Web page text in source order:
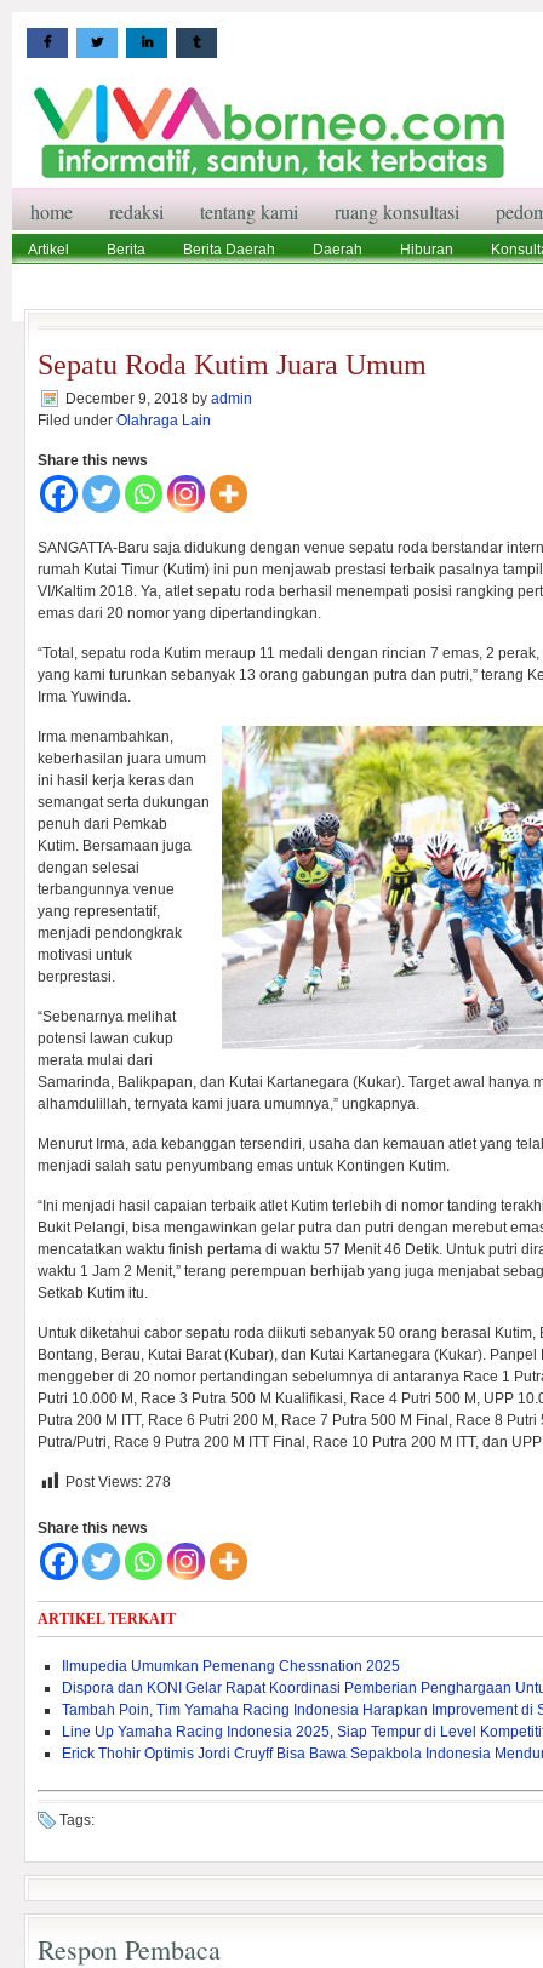
home redaksi tentang kami ruang konsultasi
Artikel Berita Berita Daerah Daerah Hiburan
Sepatu Roda Kutim Juara Umum
December 9, 2018 by admin
Filed under Olahraga Lain
Share this news
SANGATTA-Baru saja didukung dengan venue sepatu roda berstandar
rumah Kutai Timur (Kutim) ini pun menjawab prestasi terbaik pasalnya
VI/Kaltim 2018. Ya, atlet sepatu roda berhasil menempati posisi rangking
emas dari 20 nomor yang dipertandingkan.
“Total, sepatu roda Kutim meraup 11 medali dengan rincian 7 emas, 2
yang kami turunkan sebanyak 13 orang gabungan putra dan putri,” terang
Irma Yuwinda.
Irma menambahkan,
keberhasilan juara umum
ini hasil kerja keras dan
semangat serta dukungan
penuh dari Pemkab
Kutim. Bersamaan juga
dengan selesai
terbangunnya venue
yang representatif,
menjadi pendongkrak
motivasi untuk
berprestasi.
“Sebenarnya melihat
potensi lawan cukup
merata mulai dari
Samarinda, Balikpapan, dan Kutai Kartanegara (Kukar). Target awal hanya
alhamdulillah, ternyata kami juara umumnya,” ungkapnya.
Menurut Irma, ada kebanggan tersendiri, usaha dan kemauan atlet yang
menjadi salah satu penyumbang emas untuk Kontingen Kutim.
“Ini menjadi hasil capaian terbaik atlet Kutim terlebih di nomor tanding
Bukit Pelangi, bisa mengawinkan gelar putra dan putri dengan merebut
mencatatkan waktu finish pertama di waktu 57 Menit 46 Detik. Untuk putri
waktu 1 Jam 2 Menit,” terang perempuan berhijab yang juga menjabat
Setkab Kutim itu.
Untuk diketahui cabor sepatu roda diikuti sebanyak 50 orang berasal Kutim,
Bontang, Berau, Kutai Barat (Kubar), dan Kutai Kartanegara (Kukar).
menggeber di 20 nomor pertandingan sebelumnya di antaranya Race 1
Putri 10.000 M, Race 3 Putra 500 M Kualifikasi, Race 4 Putri 500 M, UPP
Putra 200 M ITT, Race 6 Putri 200 M, Race 7 Putra 500 M Final, Race 8
Putra/Putri, Race 9 Putra 200 M ITT Final, Race 10 Putra 200 M ITT, dan
Post Views: 278
Share this news
ARTIKEL TERKAIT
Ilmupedia Umumkan Pemenang Chessnation 2025
Dispora dan KONI Gelar Rapat Koordinasi Pemberian Penghargaan
Tambah Poin, Tim Yamaha Racing Indonesia Harapkan Improvement di
Line Up Yamaha Racing Indonesia 2025, Siap Tempur di Level
Erick Thohir Optimis Jordi Cruyff Bisa Bawa Sepakbola Indonesia
Tags:
Respon Pembaca